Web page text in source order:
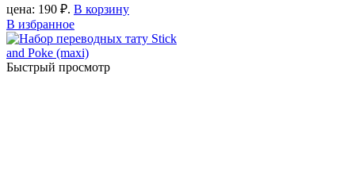
цена: 190 ₽. В корзину
В избранное
Быстрый просмотр